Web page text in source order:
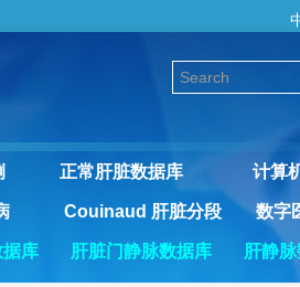
正常肝脏数据库 计算
Couinaud 肝脏分段 数字
库 肝脏门静脉数据库 肝静